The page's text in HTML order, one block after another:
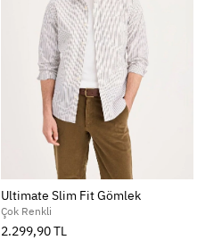
Ultimate Slim Fit Gömlek
Çok Renkli
2.299,90 TL